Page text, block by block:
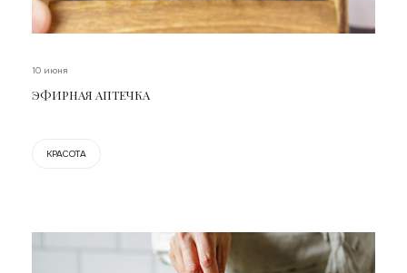
10 июня
ЭФИРНАЯ АПТЕЧКА
КРАСОТА